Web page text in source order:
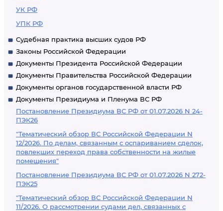
УК РФ
УПК РФ
Судебная практика высших судов РФ
Законы Российской Федерации
Документы Президента Российской Федерации
Документы Правительства Российской Федерации
Документы органов государственной власти РФ
Документы Президиума и Пленума ВС РФ
Постановление Президиума ВС РФ от 01.07.2026 N 24-
ПЭК26
"Тематический обзор ВС Российской Федерации N
12/2026. По делам, связанным с оспариванием сделок,
повлекших переход права собственности на жилые
помещения"
Постановление Президиума ВС РФ от 01.07.2026 N 272-
ПЭК25
"Тематический обзор ВС Российской Федерации N
11/2026. О рассмотрении судами дел, связанных с